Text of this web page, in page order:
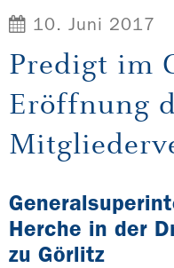
10. Juni 2017
Predigt im
Eröffnung
Herche in der
zu Görlitz